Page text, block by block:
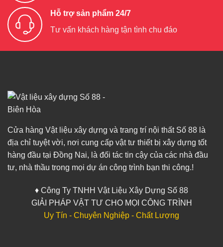
Hỗ trợ sản phẩm 24/7
Tư vấn khách hàng tận tình chu đáo
Cửa hàng Vật liệu xây dựng và trang trí nội thất Số 88 là
địa chỉ tuyệt vời, nơi cung cấp vật tư thiết bị xây dựng tốt
hàng đầu tại Đồng Nai, là đối tác tin cậy của các nhà đầu
tư, nhà thầu trong mọi dự án công trình bạn thi công.!
♦ Công Ty TNHH Vật Liệu Xây Dựng Số 88
GIẢI PHÁP VẬT TƯ CHO MỌI CÔNG TRÌNH
Uy Tín - Chuyên Nghiệp - Chất Lượng